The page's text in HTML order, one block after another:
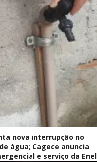
nova interrupção no
água; Cagece anuncia
e serviço da Enel